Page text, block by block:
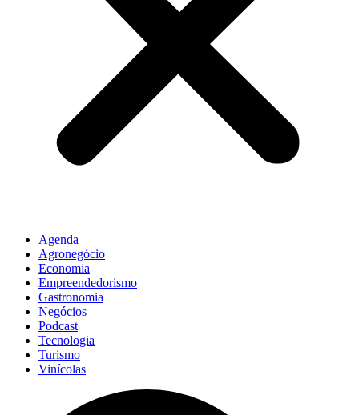
Agenda
Agronegócio
Economia
Empreendedorismo
Gastronomia
Negócios
Podcast
Tecnologia
Turismo
Vinícolas